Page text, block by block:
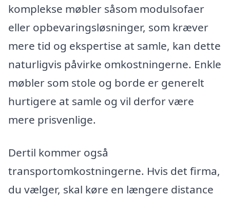
komplekse møbler såsom modulsofaer
eller opbevaringsløsninger, som kræver
mere tid og ekspertise at samle, kan dette
naturligvis påvirke omkostningerne. Enkle
møbler som stole og borde er generelt
hurtigere at samle og vil derfor være
mere prisvenlige.
Dertil kommer også
transportomkostningerne. Hvis det firma,
du vælger, skal køre en længere distance